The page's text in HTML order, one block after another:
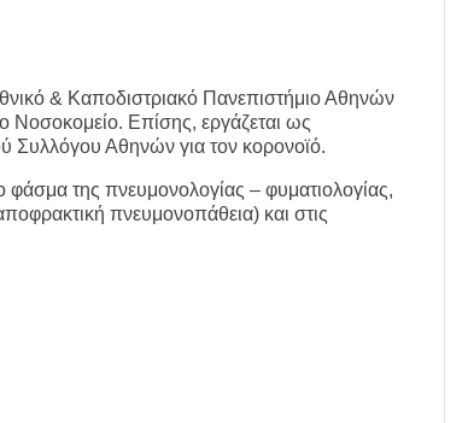
& Καποδιστριακό Πανεπιστήμιο Αθηνών
Νοσοκομείο. Επίσης, εργάζεται ως
Συλλόγου Αθηνών για τον κορονοϊό.
φάσμα της πνευμονολογίας – φυματιολογίας,
πνευμονοπάθεια) και στις